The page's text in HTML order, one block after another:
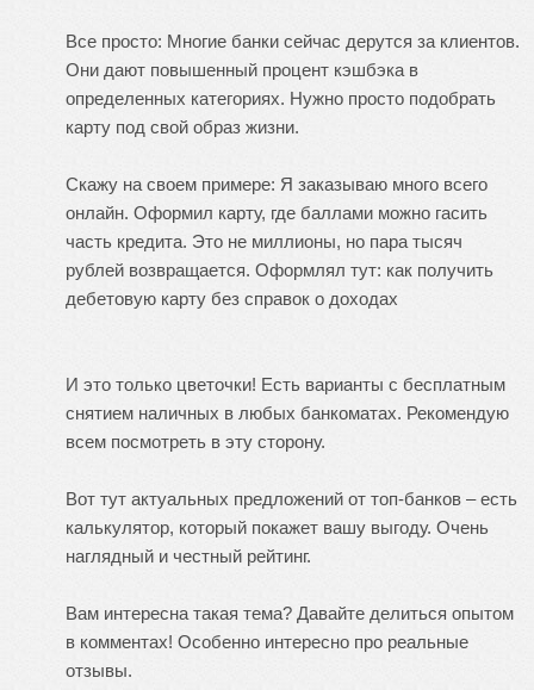
Все просто: Многие банки сейчас дерутся за клиентов.
Они дают повышенный процент кэшбэка в
определенных категориях. Нужно просто подобрать
карту под свой образ жизни.
Скажу на своем примере: Я заказываю много всего
онлайн. Оформил карту, где баллами можно гасить
часть кредита. Это не миллионы, но пара тысяч
рублей возвращается. Оформлял тут: как получить
дебетовую карту без справок о доходах
И это только цветочки! Есть варианты с бесплатным
снятием наличных в любых банкоматах. Рекомендую
всем посмотреть в эту сторону.
Вот тут актуальных предложений от топ-банков – есть
калькулятор, который покажет вашу выгоду. Очень
наглядный и честный рейтинг.
Вам интересна такая тема? Давайте делиться опытом
в комментах! Особенно интересно про реальные
отзывы.